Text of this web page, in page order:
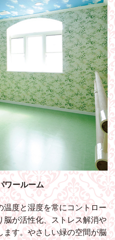
ワールーム
度と湿度を常にコントロー
脳が活性化、ストレス解消や
ます。やさしい緑の空間が脳